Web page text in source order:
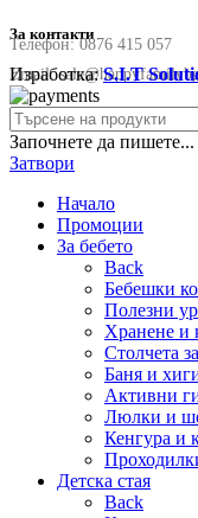
За контакти
Телефон:0876 415 057
Email:
Изработка:S.I.T
Започнете да пишете...
Затвори
Начало
Промоции
За бебето
Back
Бебешки
Полезни
Хранене и
Столчета
Баня и
Активни
Люлки и
Кенгура и
Детска стая
Back